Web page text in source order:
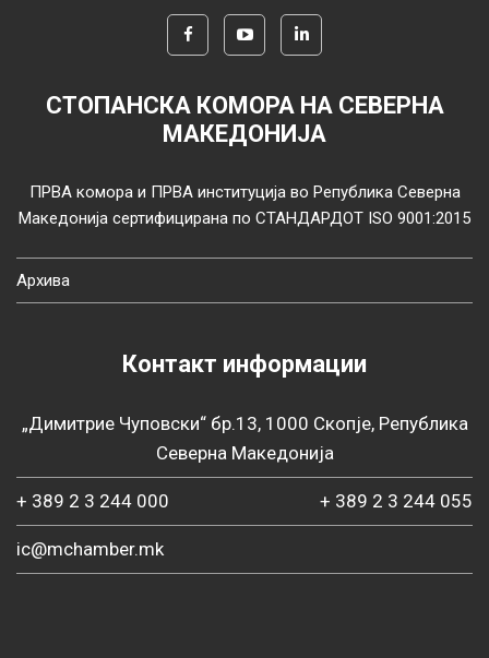
СТОПАНСКА КОМОРА НА СЕВЕРНА
МАКЕДОНИЈА
ПРВА комора и ПРВА институција во Република Северна
Македонија сертифицирана по СТАНДАРДОТ ISO 9001:2015
Архива
Контакт информации
„Димитрие Чуповски“ бр.13, 1000 Скопје, Република
Северна Македонија
+ 389 2 3 244 000 + 389 2 3 244 055
ic@mchamber.mk